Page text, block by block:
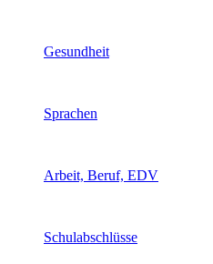
Gesundheit
Sprachen
Arbeit, Beruf, EDV
Schulabschlüsse